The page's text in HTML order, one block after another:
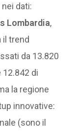
dati:
Lombardia,
il trend
da 13.820
di
la regione
innovative:
(sono il